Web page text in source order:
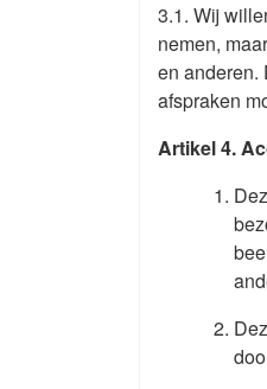
3.1. Wij
nemen,
en anderen.
afspraken
Artikel 4.